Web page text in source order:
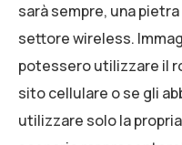
sarà sempre, una
settore wireless.
potessero utilizzare il
sito cellulare o se gli
utilizzare solo la